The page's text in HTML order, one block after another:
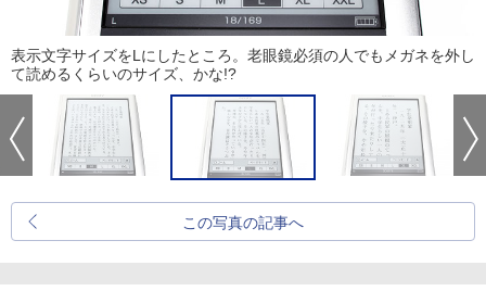
表示文字サイズをLにしたところ。老眼鏡必須の人でもメガネを外し
て読めるくらいのサイズ、かな!?
この写真の記事へ